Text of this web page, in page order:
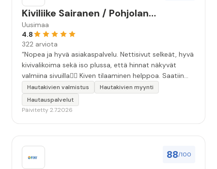
Kiviliike Sairanen / Pohjolan
Muistokivi
Uusimaa
4.8
322 arviota
“Nopea ja hyvä asiakaspalvelu. Nettisivut selkeät, hyvä
kivivalikoima sekä iso plussa, että hinnat näkyvät
valmiina sivuilla👍🏻 Kiven tilaaminen helppoa. Saatiin
äidille kaunis, ammattitaidolla tehty kivi❤️ Kiitos!”
Hautakivien valmistus
Hautakivien myynti
Hautauspalvelut
Päivitetty 2.7.2026
88/100